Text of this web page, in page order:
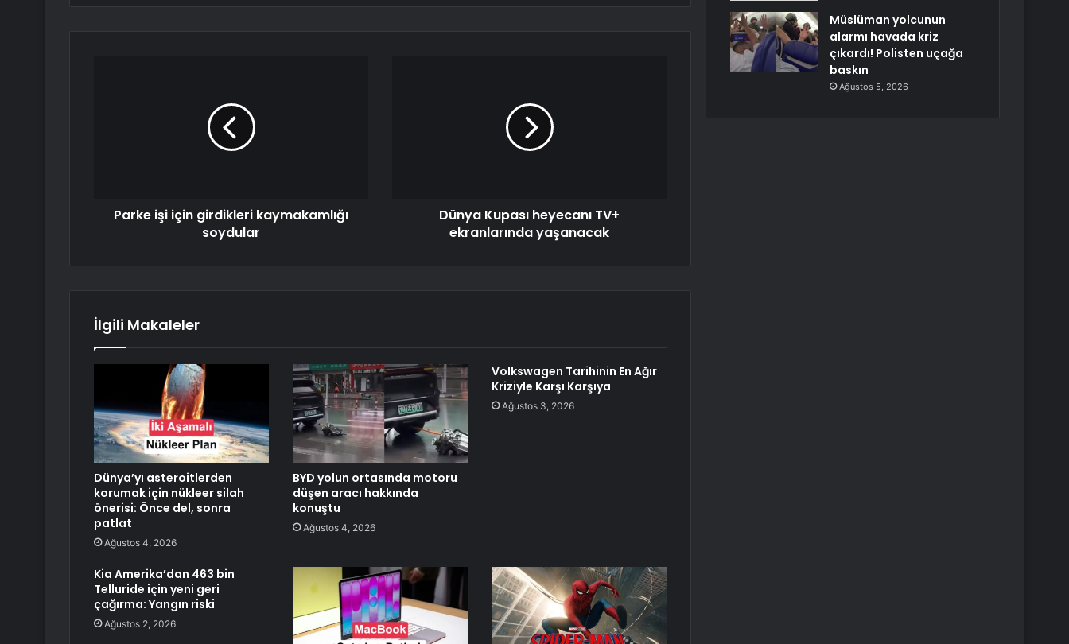
Parke işi için girdikleri kaymakamlığı
soydular
Dünya Kupası heyecanı TV+
ekranlarında yaşanacak
İlgili Makaleler
Dünya’yı asteroitlerden
korumak için nükleer silah
önerisi: Önce del, sonra
patlat
Ağustos 4, 2026
BYD yolun ortasında motoru
düşen aracı hakkında
konuştu
Ağustos 4, 2026
Volkswagen Tarihinin En Ağır
Kriziyle Karşı Karşıya
Ağustos 3, 2026
Kia Amerika’dan 463 bin
Telluride için yeni geri
çağırma: Yangın riski
Ağustos 2, 2026
Müslüman yolcunun
alarmı havada kriz
çıkardı! Polisten uçağa
baskın
Ağustos 5, 2026